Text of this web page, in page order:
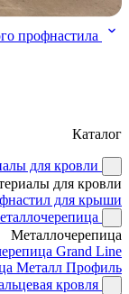
профнастила
Каталог
для кровли
для кровли
для крыши
Металлочерепица
Grand Line
Металл Профиль
кровля